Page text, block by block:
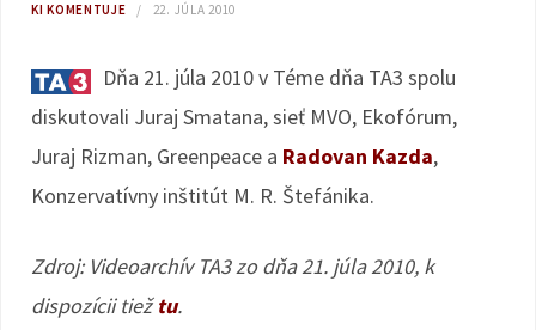
o
KI KOMENTUJE 22. JÚLA 2010
Dňa 21. júla 2010 v Téme dňa TA3 spolu
diskutovali Juraj Smatana, sieť MVO, Ekofórum,
Juraj Rizman, Greenpeace a Radovan Kazda,
Konzervatívny inštitút M. R. Štefánika.
Zdroj: Videoarchív TA3 zo dňa 21. júla 2010, k
dispozícii tiežtu.